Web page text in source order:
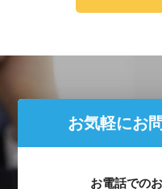
お気軽にお
お電話での